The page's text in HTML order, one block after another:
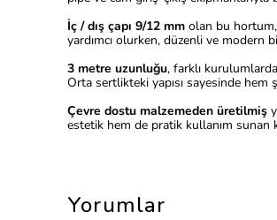
İç / dış çapı 9/12 mm olan bu
yardımcı olurken, düzenli ve
3 metre uzunluğu, farklı
Orta sertlikteki yapısı sayesinde
Çevre dostu malzemeden üretilmiş
estetik hem de pratik kullanım
Yorumlar